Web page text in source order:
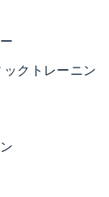
ックトレーニン